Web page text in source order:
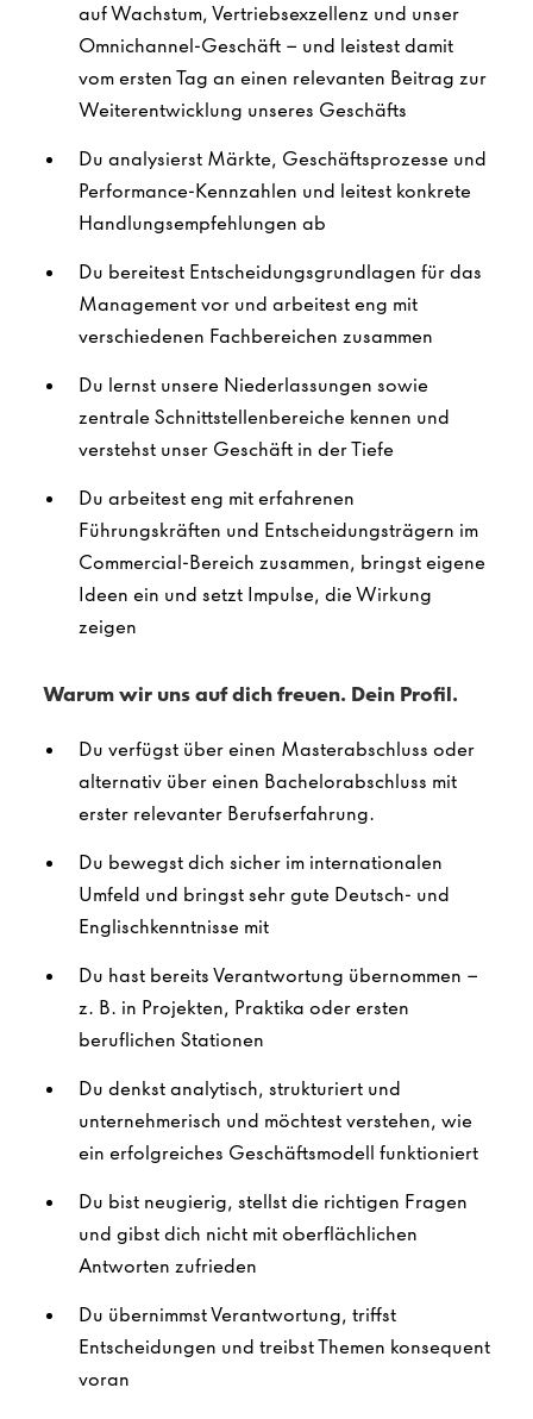
auf Wachstum, Vertriebsexzellenz und unser
Omnichannel-Geschäft – und leistest damit
vom ersten Tag an einen relevanten Beitrag zur
Weiterentwicklung unseres Geschäfts
Du analysierst Märkte, Geschäftsprozesse und
Performance-Kennzahlen und leitest konkrete
Handlungsempfehlungen ab
Du bereitest Entscheidungsgrundlagen für das
Management vor und arbeitest eng mit
verschiedenen Fachbereichen zusammen
Du lernst unsere Niederlassungen sowie
zentrale Schnittstellenbereiche kennen und
verstehst unser Geschäft in der Tiefe
Du arbeitest eng mit erfahrenen
Führungskräften und Entscheidungsträgern im
Commercial-Bereich zusammen, bringst eigene
Ideen ein und setzt Impulse, die Wirkung
zeigen
Warum wir uns auf dich freuen. Dein Profil.
Du verfügst über einen Masterabschluss oder
alternativ über einen Bachelorabschluss mit
erster relevanter Berufserfahrung.
Du bewegst dich sicher im internationalen
Umfeld und bringst sehr gute Deutsch- und
Englischkenntnisse mit
Du hast bereits Verantwortung übernommen –
z. B. in Projekten, Praktika oder ersten
beruflichen Stationen
Du denkst analytisch, strukturiert und
unternehmerisch und möchtest verstehen, wie
ein erfolgreiches Geschäftsmodell funktioniert
Du bist neugierig, stellst die richtigen Fragen
und gibst dich nicht mit oberflächlichen
Antworten zufrieden
Du übernimmst Verantwortung, triffst
Entscheidungen und treibst Themen konsequent
voran